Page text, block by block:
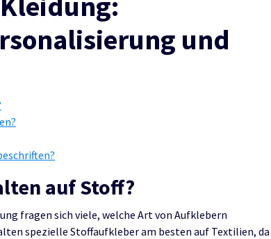
und
auf Stoff?
fragen sich viele, welche Art von Aufklebern
spezielle Stoffaufkleber am besten auf Textilien, da